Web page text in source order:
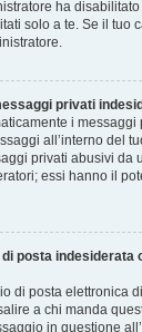
ha
solo a te. Se il tuo
privati
i messaggi
all’interno del
privati ​​abusivi da
essi hanno il
posta indesiderata
di posta elettronica
a chi manda
in questione